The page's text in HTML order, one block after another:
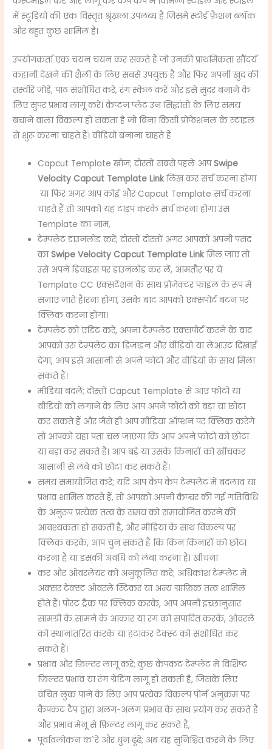
में स्टूडियो की एक विस्तृत श्रृंखला उपलब्ध है जिसमें स्टोर्ड फ़ैशन ब्लॉक
और बहुत कुछ शामिल है।
उपयोगकर्ता एक चयन चयन कर सकते हैं जो उनकी प्राथमिकता सौंदर्य
कहानी देखने की शैली के लिए सबसे उपयुक्त है और फिर अपनी खुद की
तस्वीरें जोड़ें, पाठ संशोधित करें, रंग स्केल करें और इसे सुंदर बनाने के
लिए सुपर प्रभाव लागू करें। कैप्टन प्लेट उन सिद्धांतों के लिए समय
बचाने वाला विकल्प हो सकता है जो बिना किसी प्रोफेशनल के स्टाइल
से शुरू करना चाहते हैं। वीडियो बनाना चाहते हैं
Capcut Template खोज; दोस्तों सबसे पहले आपSwipe
Velocity Capcut Template Link लिख कर सर्च करना होगा
या फिर अगर आप कोई और Capcut Template सर्च करना
चाहते हैं तो आपको यह टाइप करके सर्च करना होगा उस
Template का नाम,
टेम्पलेट डाउनलोड करें; दोस्तों दोस्तों अगर आपको अपनी पसंद
काSwipe Velocity Capcut Template Linkमिल जाए तो
उसे अपने डिवाइस पर डाउनलोड कर लें, आमतौर पर ये
Template CC एक्सटेंशन के साथ प्रोजेक्टर फाइल के रूप में
सजाए जाते हैं।रना होगा, उसके बाद आपको एक्सपोर्ट बटन पर
क्लिक करना होगा।
टेम्पलेट को एडिट करें, अपना टेम्पलेट एक्सपोर्ट करने के बाद
आपको उस टेम्पलेट का डिज़ाइन और वीडियो या लेआउट दिखाई
देगा, आप इसे आसानी से अपने फोटो और वीडियो के साथ मिला
सकते हैं।
मीडिया बदलें; दोस्तों Capcut Template से आए फोटो या
वीडियो को लगाने के लिए आप अपने फोटो को बड़ा या छोटा
कर सकते हैं और जैसे ही आप मीडिया ऑप्शन पर क्लिक करेंगे
तो आपको यहां पता चल जाएगा कि आप अपने फोटो को छोटा
या बड़ा कर सकते हैं। आप बड़े या उसके किनारों को खींचकर
आसानी से लंबे को छोटा कर सकते हैं।
समय समायोजित करें; यदि आप कैप कैप टेम्पलेट में बदलाव या
प्रभाव शामिल करते हैं, तो आपको अपनी कैप्चर की गई गतिविधि
के अनुरूप प्रत्येक तत्व के समय को समायोजित करने की
आवश्यकता हो सकती है, और मीडिया के साथ विकल्प पर
क्लिक करके, आप चुन सकते हैं कि किन किनारों को छोटा
करना है या इसकी अवधि को लंबा करना है। खींचना
कर और ओवरलेयर को अनुकूलित करें; अधिकांश टेम्प्लेट में
अक्सर टेक्स्ट ओवरले स्टिकर या अन्य ग्राफ़िक तत्व शामिल
होते हैं। पोस्ट ट्रैक पर क्लिक करके, आप अपनी इच्छानुसार
सामग्री के सामने के आकार या रंग को संपादित करके, ओवरले
को स्थानांतरित करके या हटाकर टेक्स्ट को संशोधित कर
सकते हैं।
प्रभाव और फ़िल्टर लागू करें; कुछ कैपकट टेम्प्लेट में विशिष्ट
फ़िल्टर प्रभाव या रंग ग्रेडिंग लागू हो सकती है, जिसके लिए
वंचित लुक पाने के लिए आप प्रत्येक विकल्प पोर्न अनुक्रम पर
कैपकट टैप द्वारा अलग-अलग प्रभाव के साथ प्रयोग कर सकते हैं
और प्रभाव मेनू से फ़िल्टर लागू कर सकते हैं,
पूर्वावलोकन क`रें और धुन ढूंढें; अब यह सुनिश्चित करने के लिए